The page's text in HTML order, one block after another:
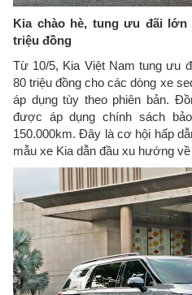
Kia chào hè, tung ưu đãi lớn
triệu đồng
Từ 10/5, Kia Việt Nam tung ưu
80 triệu đồng cho các dòng xe
áp dụng tùy theo phiên bản.
được áp dụng chính sách
150.000km. Đây là cơ hội hấp
mẫu xe Kia dẫn đầu xu hướng